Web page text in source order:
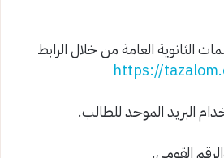
الثانوية العامة من خلال الرابط
https://
البريد الموحد للطالب.
القومي.